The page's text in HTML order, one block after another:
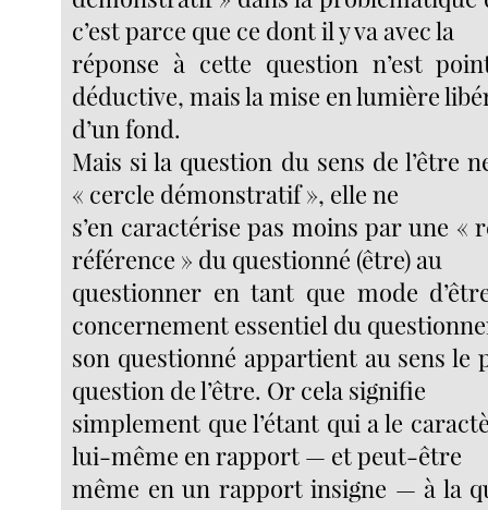
c’est parce que ce dont il y va avec la
réponse à cette question n’est
déductive, mais la mise en lumière
d’un fond.
Mais si la question du sens de l’être
« cercle démonstratif », elle ne
s’en caractérise pas moins par une
référence » du questionné (être) au
questionner en tant que mode
concernement essentiel du
son questionné appartient au sens le
question de l’être. Or cela signifie
simplement que l’étant qui a le
lui-même en rapport — et peut-être
même en un rapport insigne — à la